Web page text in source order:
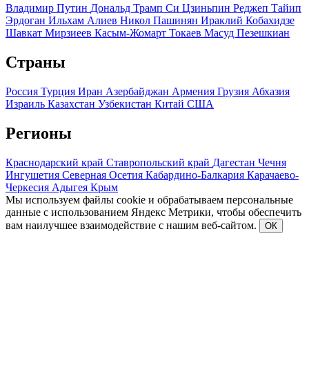
Владимир Путин Дональд Трамп Си Цзиньпин Реджеп Тайип
Эрдоган Ильхам Алиев Никол Пашинян Ираклий Кобахидзе
Шавкат Мирзиеев Касым-Жомарт Токаев Масуд Пезешкиан
Страны
Россия Турция Иран Азербайджан Армения Грузия Абхазия
Израиль Казахстан Узбекистан Китай США
Регионы
Краснодарский край Ставропольский край Дагестан Чечня
Ингушетия Северная Осетия Кабардино-Балкария Карачаево-
Черкесия Адыгея Крым
Мы используем файлы cookie и обрабатываем персональные
данные с использованием Яндекс Метрики, чтобы обеспечить
вам наилучшее взаимодействие с нашим веб-сайтом.
ОК